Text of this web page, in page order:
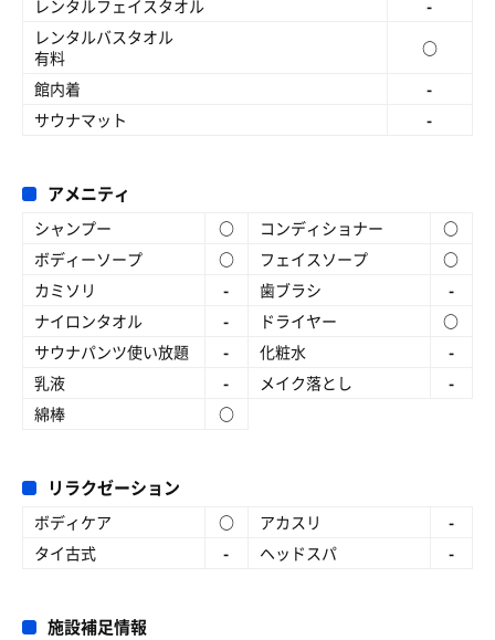
レンタルフェイスタオル
-
レンタルバスタオル
有料
○
館内着
-
サウナマット
-
アメニティ
シャンプー ○ コンディショナー
○
ボディーソープ
○ フェイスソープ
○
カミソリ
- 歯ブラシ
-
ナイロンタオル
- ドライヤー
○
サウナパンツ使い放題
- 化粧水
-
乳液
- メイク落とし
-
綿棒
○
リラクゼーション
ボディケア ○ アカスリ
-
タイ古式
- ヘッドスパ -
施設補足情報